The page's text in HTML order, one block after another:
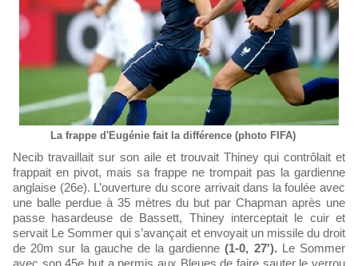
La frappe d'Eugénie fait la différence (photo FIFA)
Necib travaillait sur son aile et trouvait Thiney qui contrôlait et
frappait en pivot, mais sa frappe ne trompait pas la gardienne
anglaise (26e). L’ouverture du score arrivait dans la foulée avec
une balle perdue à 35 mètres du but par Chapman après une
passe hasardeuse de Bassett, Thiney interceptait le cuir et
servait Le Sommer qui s’avançait et envoyait un missile du droit
de 20m sur la gauche de la gardienne(1-0, 27'). Le Sommer
avec son 45e but a permis aux Bleues de faire sauter le verrou